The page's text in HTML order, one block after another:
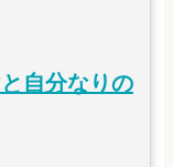
自分なりの